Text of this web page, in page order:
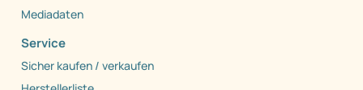
Mediadaten
Service
Sicher kaufen / verkaufen